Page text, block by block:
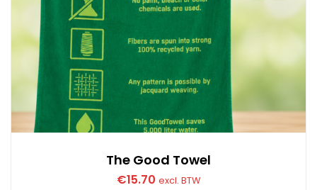
The Good Towel
€15.70 excl. BTW